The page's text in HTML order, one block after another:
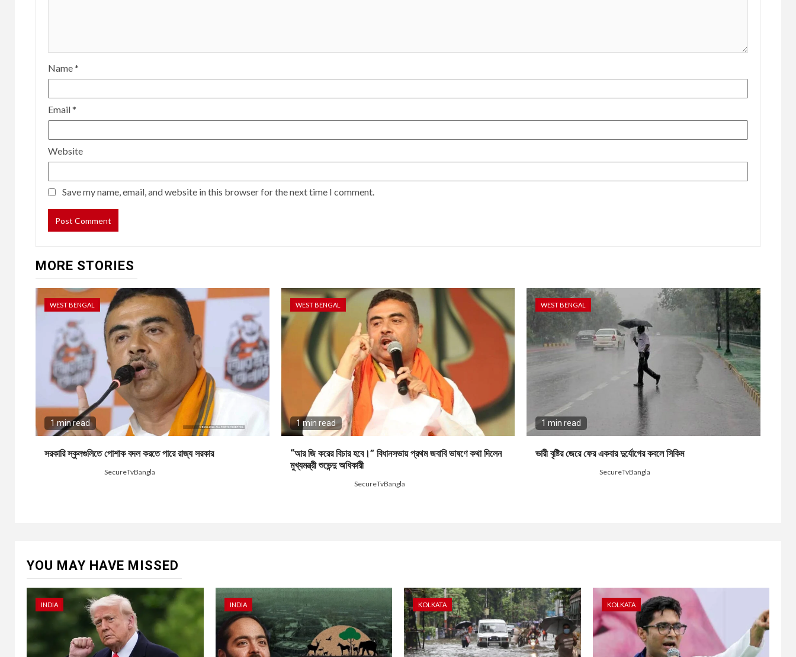
Name*
Email*
Website
Save my name, email, and website in this browser for the next time I comment.
MORE STORIES
WEST BENGAL
1 min read
সরকারি স্কুলগুলিতে পোশাক বদল করতে পারে রাজ্য সরকার
SecureTvBangla
WEST BENGAL
1 min read
“আর জি করের বিচার হবে।” বিধানসভায় প্রথম জবাবি ভাষণে কথা দিলেন
মুখ্যমন্ত্রী শুভেন্দু অধিকারী
SecureTvBangla
WEST BENGAL
1 min read
ভারী বৃষ্টির জেরে ফের একবার দুর্যোগের কবলে সিকিম
SecureTvBangla
YOU MAY HAVE MISSED
INDIA INDIA KOLKATA KOLKATA